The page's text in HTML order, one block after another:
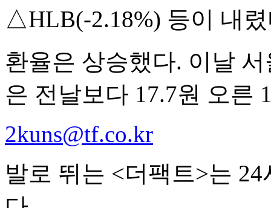
△HLB(-2.18%) 등이 내
환율은 상승했다. 이날
은 전날보다 17.7원 오른
2kuns@tf.co.kr
발로 뛰는 <더팩트>는